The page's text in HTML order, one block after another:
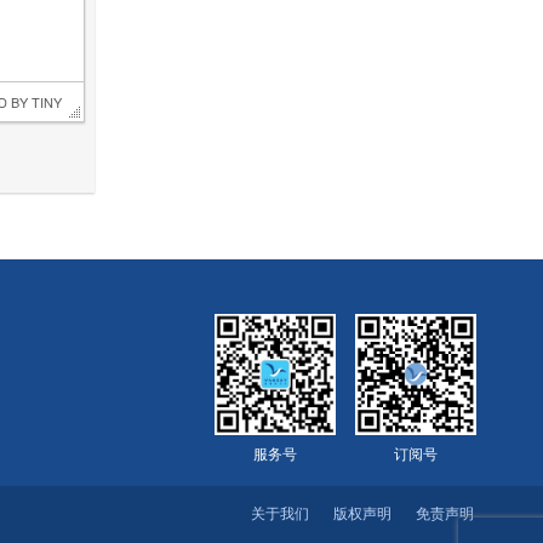
BY TINY
订阅号
服务号
免责声明
版权声明
关于我们